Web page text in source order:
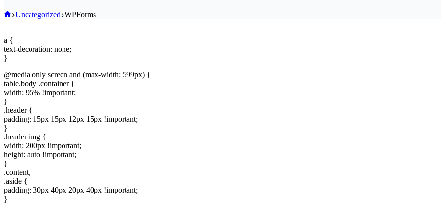
Home
Uncategorized WPForms
a {
text-decoration: none;
}
@media only screen and (max-width: 599px) {
table.body .container {
width: 95% !important;
}
.header {
padding: 15px 15px 12px 15px !important;
}
.header img {
width: 200px !important;
height: auto !important;
}
.content,
.aside {
padding: 30px 40px 20px 40px !important;
}